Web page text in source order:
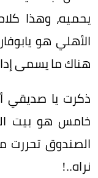
يحميه، وهذا
الأهلي هو
هناك ما يسمى
ذكرت يا صديقي
خامس هو بيت
الصندوق تحررت
نراه..!